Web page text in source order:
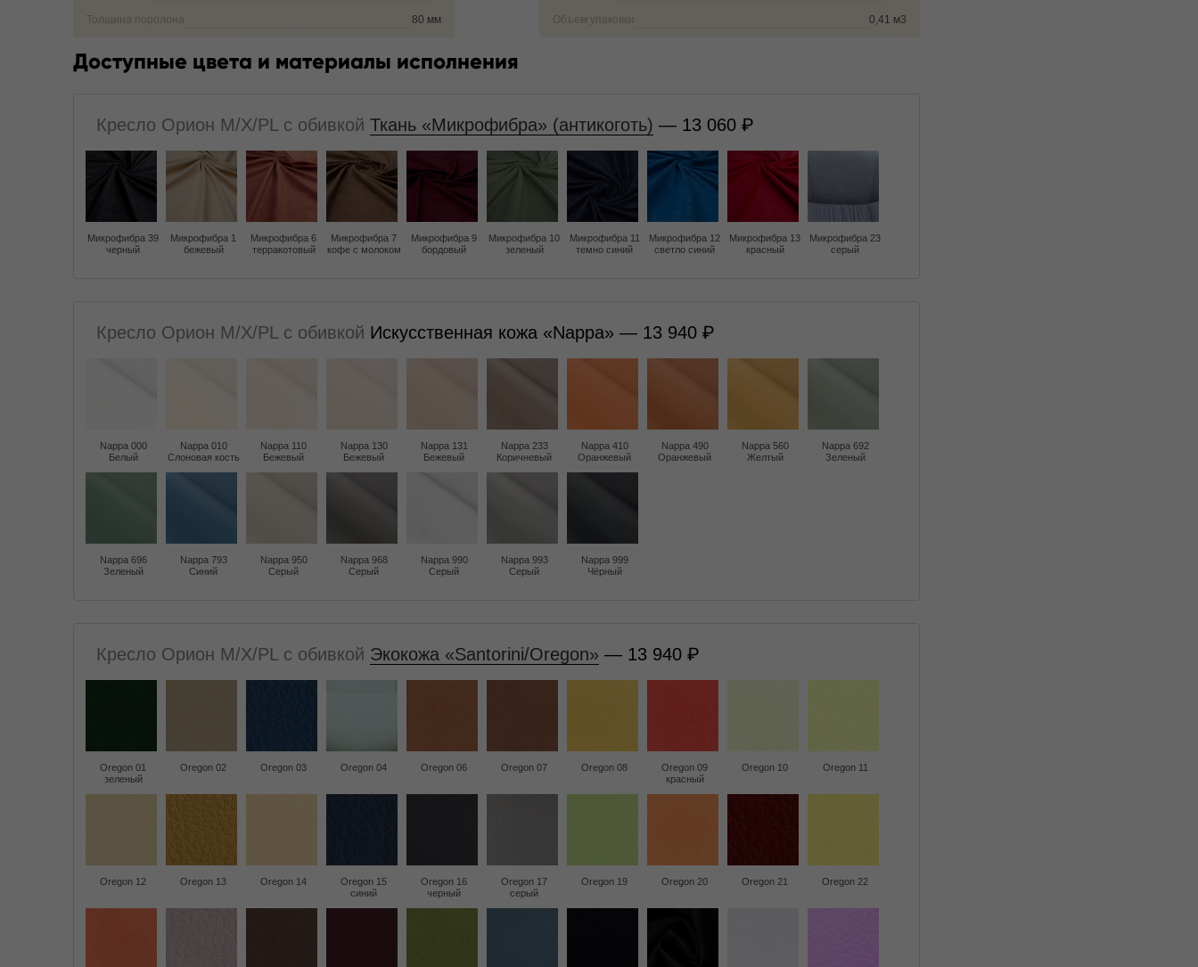
Толщина поролона 80 мм Объем упаковки 0,41 м3
Доступные цвета и материалы исполнения
Кресло Орион M/X/PL с обивкой Ткань «Микрофибра» (антикоготь) — 13 060
Микрофибра 39
черный
Микрофибра 1
бежевый
Микрофибра 6
терракотовый
Микрофибра 7
кофе с молоком
Микрофибра 9
бордовый
Микрофибра 10
зеленый
Микрофибра 11
темно синий
Микрофибра 12
светло синий
Микрофибра 13
красный
Микрофибра 23
серый
Кресло Орион M/X/PL с обивкой Искусственная кожа «Nappa» — 13 940
Nappa 000
Белый
Nappa 010
Слоновая кость
Nappa 110
Бежевый
Nappa 130
Бежевый
Nappa 131
Бежевый
Nappa 233
Коричневый
Nappa 410
Оранжевый
Nappa 490
Оранжевый
Nappa 560
Желтый
Nappa 692
Зеленый
Nappa 696
Зеленый
Nappa 793
Синий
Nappa 950
Серый
Nappa 968
Серый
Nappa 990
Серый
Nappa 993
Серый
Nappa 999
Чёрный
Кресло Орион M/X/PL с обивкой Экокожа «Santorini/Oregon» — 13 940
Oregon 01
зеленый
Oregon 02 Oregon 03 Oregon 04 Oregon 06 Oregon 07 Oregon 08
Oregon 09
красный
Oregon 10 Oregon 11
Oregon 12 Oregon 13 Oregon 14
Oregon 15
синий
Oregon 16
черный
Oregon 17
серый
Oregon 19 Oregon 20 Oregon 21 Oregon 22